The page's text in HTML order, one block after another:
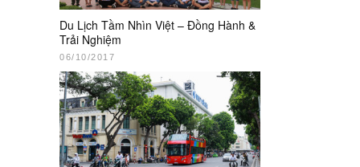
Du Lịch Tầm Nhìn Việt – Đồng Hành &
Trải Nghiệm
06/10/2017